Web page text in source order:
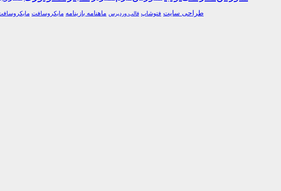
طراحی سایت فتوشاپ قالب وردپرس ماهنامه بازینامه مایکروسافت